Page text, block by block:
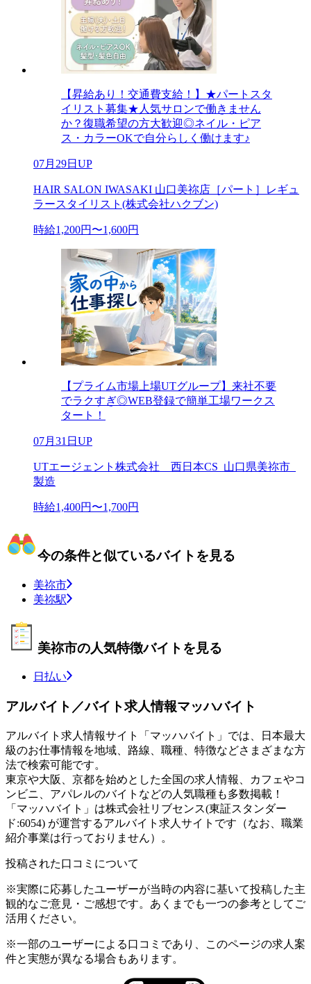
【昇給あり！交通費支給！】★パートスタ
イリスト募集★人気サロンで働きません
か？復職希望の方大歓迎◎ネイル・ピア
ス・カラーOKで自分らしく働けます♪
07月29日UP
HAIR SALON IWASAKI 山口美祢店［パート］レギュ
ラースタイリスト(株式会社ハクブン)
時給1,200円〜1,600円
【プライム市場上場UTグループ】来社不要
でラクすぎ◎WEB登録で簡単工場ワークス
タート！
07月31日UP
UTエージェント株式会社 西日本CS_山口県美祢市_
製造
時給1,400円〜1,700円
今の条件と似ているバイトを見る
美祢市
美祢駅
美祢市の人気特徴バイトを見る
日払い
アルバイト／バイト求人情報マッハバイト
アルバイト求人情報サイト「マッハバイト」では、日本最大
級のお仕事情報を地域、路線、職種、特徴などさまざまな方
法で検索可能です。
東京や大阪、京都を始めとした全国の求人情報、カフェやコ
ンビニ、アパレルのバイトなどの人気職種も多数掲載！
「マッハバイト」は株式会社リブセンス(東証スタンダー
ド:6054) が運営するアルバイト求人サイトです（なお、職業
紹介事業は行っておりません）。
投稿された口コミについて
※実際に応募したユーザーが当時の内容に基いて投稿した主
観的なご意見・ご感想です。あくまでも一つの参考としてご
活用ください。
※一部のユーザーによる口コミであり、このページの求人案
件と実態が異なる場合もあります。